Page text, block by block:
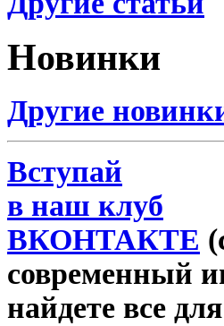
Новинки
Другие
Вступай
в наш клуб
ВКОНТАКТЕ
современный
найдете все